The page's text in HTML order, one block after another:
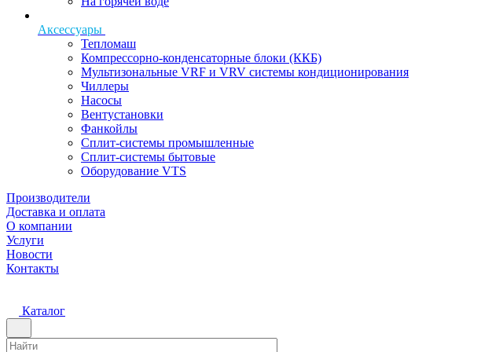
Аксессуары
Тепломаш
Компрессорно-конденсаторные блоки (ККБ)
Мультизональные VRF и VRV системы кондиционирования
Чиллеры
Насосы
Вентустановки
Фанкойлы
Сплит-системы промышленные
Сплит-системы бытовые
Оборудование VTS
Производители
Доставка и оплата
О компании
Услуги
Новости
Контакты
Каталог